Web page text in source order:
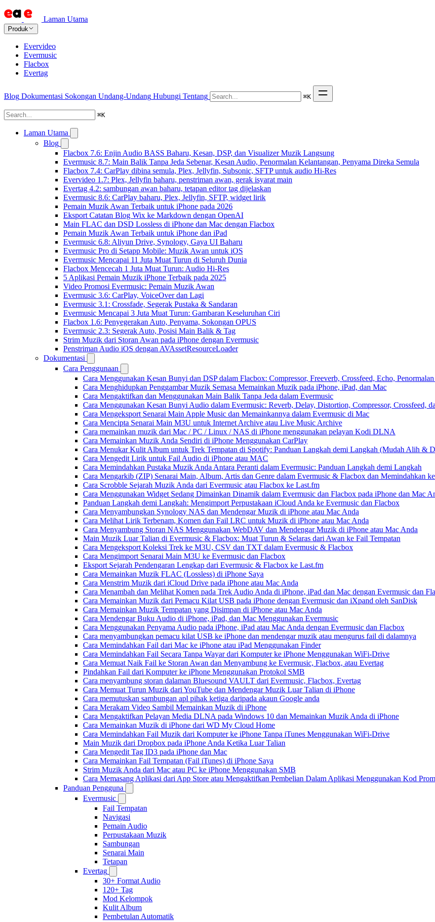
Laman Utama
Produk
Evervideo
Evermusic
Flacbox
Evertag
Blog Dokumentasi Sokongan Undang-Undang Hubungi Tentang ⌘K
⌘K
Laman Utama
Blog
Flacbox 7.6: Enjin Audio BASS Baharu, Kesan, DSP, dan Visualizer Muzik Langsung
Evermusic 8.7: Main Balik Tanpa Jeda Sebenar, Kesan Audio, Penormalan Kelantangan, Penyama Direka Semula
Flacbox 7.4: CarPlay dibina semula, Plex, Jellyfin, Subsonic, SFTP untuk audio Hi-Res
Evervideo 1.7: Plex, Jellyfin baharu, penstriman awan, gerak isyarat main
Evertag 4.2: sambungan awan baharu, tetapan editor tag dijelaskan
Evermusic 8.6: CarPlay baharu, Plex, Jellyfin, SFTP, widget lirik
Pemain Muzik Awan Terbaik untuk iPhone pada 2026
Eksport Catatan Blog Wix ke Markdown dengan OpenAI
Main FLAC dan DSD Lossless di iPhone dan Mac dengan Flacbox
Pemain Muzik Awan Terbaik untuk iPhone dan iPad
Evermusic 6.8: Aliyun Drive, Synology, Gaya UI Baharu
Evermusic Pro di Setapp Mobile: Muzik Awan untuk iOS
Evermusic Mencapai 11 Juta Muat Turun di Seluruh Dunia
Flacbox Mencecah 1 Juta Muat Turun: Audio Hi-Res
5 Aplikasi Pemain Muzik iPhone Terbaik pada 2025
Video Promosi Evermusic: Pemain Muzik Awan
Evermusic 3.6: CarPlay, VoiceOver dan Lagi
Evermusic 3.1: Crossfade, Segerak Pustaka & Sandaran
Evermusic Mencapai 3 Juta Muat Turun: Gambaran Keseluruhan Ciri
Flacbox 1.6: Penyegerakan Auto, Penyama, Sokongan OPUS
Evermusic 2.3: Segerak Auto, Posisi Main Balik & Tag
Strim Muzik dari Storan Awan pada iPhone dengan Evermusic
Penstriman Audio iOS dengan AVAssetResourceLoader
Dokumentasi
Cara Penggunaan
Cara Menggunakan Kesan Bunyi dan DSP dalam Flacbox: Compressor, Freeverb, Crossfeed, Echo,
Cara Menghidupkan Penggambar Muzik Semasa Memainkan Muzik pada iPhone, iPad, dan Mac
Cara Mengaktifkan dan Menggunakan Main Balik Tanpa Jeda dalam Evermusic
Cara Menggunakan Kesan Bunyi Audio dalam Evermusic: Reverb, Delay, Distortion, Compressor, Crossfeed,
Cara Mengeksport Senarai Main Apple Music dan Memainkannya dalam Evermusic di Mac
Cara Mencipta Senarai Main M3U untuk Internet Archive atau Live Music Archive
Cara memainkan muzik dari Mac / PC / Linux / NAS di iPhone menggunakan pelayan Kodi DLNA
Cara Memainkan Muzik Anda Sendiri di iPhone Menggunakan CarPlay
Cara Menukar Kulit Album untuk Trek Tempatan di Spotify: Panduan Langkah demi Langkah (Mudah Alih &
Cara Mengedit Lirik untuk Fail Audio di iPhone atau MAC
Cara Memindahkan Pustaka Muzik Anda Antara Peranti dalam Evermusic: Panduan Langkah demi Langkah
Cara Mengarkib (ZIP) Senarai Main, Album, Artis dan Genre dalam Evermusic & Flacbox dan Memindahkan
Cara Scrobble Sejarah Muzik Anda dari Evermusic atau Flacbox ke Last.fm
Cara Menggunakan Widget Sedang Dimainkan Dinamik dalam Evermusic dan Flacbox pada iPhone dan Mac
Panduan Langkah demi Langkah: Mengimport Perpustakaan iCloud Anda ke Evermusic dan Flacbox
Cara Menyambungkan Synology NAS dan Mendengar Muzik di iPhone atau Mac Anda
Cara Melihat Lirik Terbenam, Komen dan Fail LRC untuk Muzik di iPhone atau Mac Anda
Cara Menyambung Storan NAS Menggunakan WebDAV dan Mendengar Muzik di iPhone atau Mac Anda
Main Muzik Luar Talian di Evermusic & Flacbox: Muat Turun & Selaras dari Awan ke Fail Tempatan
Cara Mengeksport Koleksi Trek ke M3U, CSV dan TXT dalam Evermusic & Flacbox
Cara Mengimport Senarai Main M3U ke Evermusic dan Flacbox
Eksport Sejarah Pendengaran Lengkap dari Evermusic & Flacbox ke Last.fm
Cara Memainkan Muzik FLAC (Lossless) di iPhone Saya
Cara Menstrim Muzik dari iCloud Drive pada iPhone atau Mac Anda
Cara Menambah dan Melihat Komen pada Trek Audio Anda di iPhone, iPad dan Mac dengan Evermusic dan
Cara Memainkan Muzik dari Pemacu Kilat USB pada iPhone dengan Evermusic dan iXpand oleh SanDisk
Cara Memainkan Muzik Tempatan yang Disimpan di iPhone atau Mac Anda
Cara Mendengar Buku Audio di iPhone, iPad, dan Mac Menggunakan Evermusic
Cara Menggunakan Penyama Audio pada iPhone, iPad atau Mac Anda dengan Evermusic dan Flacbox
Cara menyambungkan pemacu kilat USB ke iPhone dan mendengar muzik atau mengurus fail di dalamnya
Cara Memindahkan Fail dari Mac ke iPhone atau iPad Menggunakan Finder
Cara Memindahkan Fail Secara Tanpa Wayar dari Komputer ke iPhone Menggunakan WiFi-Drive
Cara Memuat Naik Fail ke Storan Awan dan Menyambung ke Evermusic, Flacbox, atau Evertag
Pindahkan Fail dari Komputer ke iPhone Menggunakan Protokol SMB
Cara menyambung storan dalaman Bluesound VAULT dari Evermusic, Flacbox, Evertag
Cara Memuat Turun Muzik dari YouTube dan Mendengar Muzik Luar Talian di iPhone
Cara memutuskan sambungan apl pihak ketiga daripada akaun Google anda
Cara Merakam Video Sambil Memainkan Muzik di iPhone
Cara Mengaktifkan Pelayan Media DLNA pada Windows 10 dan Memainkan Muzik Anda di iPhone
Cara Memainkan Muzik di iPhone dari WD My Cloud Home
Cara Memindahkan Fail Muzik dari Komputer ke iPhone Tanpa iTunes Menggunakan WiFi-Drive
Main Muzik dari Dropbox pada iPhone Anda Ketika Luar Talian
Cara Mengedit Tag ID3 pada iPhone dan Mac
Cara Memainkan Fail Tempatan (Fail iTunes) di iPhone Saya
Strim Muzik Anda dari Mac atau PC ke iPhone Menggunakan SMB
Cara Memasang Aplikasi dari App Store atau Mengaktifkan Pembelian Dalam Aplikasi Menggunakan Kod
Panduan Pengguna
Evermusic
Fail Tempatan
Navigasi
Pemain Audio
Perpustakaan Muzik
Sambungan
Senarai Main
Tetapan
Evertag
30+ Format Audio
120+ Tag
Mod Kelompok
Kulit Album
Pembetulan Automatik